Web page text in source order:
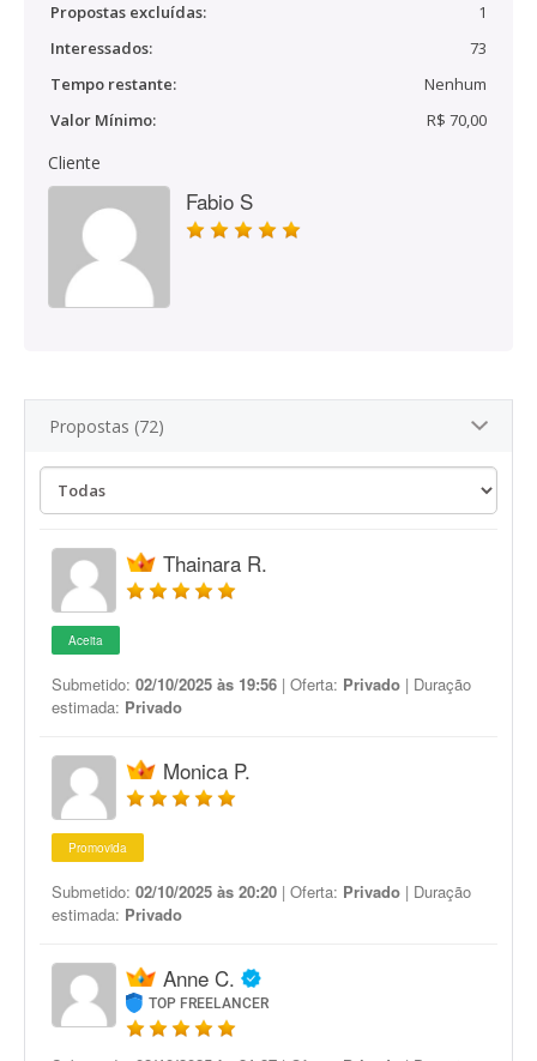
Propostas excluídas:
1
Interessados:
73
Tempo restante:
Nenhum
Valor Mínimo:
R$ 70,00
Cliente
Fabio S
Propostas (72)
Thainara R.
Aceita
Submetido: 02/10/2025 às 19:56 | Oferta: Privado | Duração
estimada: Privado
Monica P.
Promovida
Submetido: 02/10/2025 às 20:20 | Oferta: Privado | Duração
estimada: Privado
Anne C.
TOP FREELANCER